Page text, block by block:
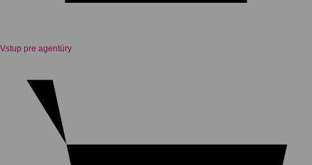
Vstup pre agentúry